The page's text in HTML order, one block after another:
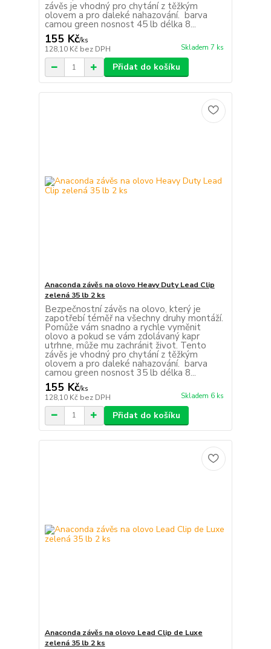
závěs je vhodný pro chytání z těžkým
olovem a pro daleké nahazování. barva
camou green nosnost 45 lb délka 8...
155 Kč/ks
128,10 Kč bez DPH Skladem 7 ks
Přidat do košíku
Anaconda závěs na olovo Heavy Duty Lead Clip
zelená 35 lb 2 ks
Bezpečnostní závěs na olovo, který je
zapotřebí téměř na všechny druhy montáží.
Pomůže vám snadno a rychle vyměnit
olovo a pokud se vám zdolávaný kapr
utrhne, může mu zachránit život. Tento
závěs je vhodný pro chytání z těžkým
olovem a pro daleké nahazování. barva
camou green nosnost 35 lb délka 8...
155 Kč/ks
128,10 Kč bez DPH Skladem 6 ks
Přidat do košíku
Anaconda závěs na olovo Lead Clip de Luxe
zelená 35 lb 2 ks